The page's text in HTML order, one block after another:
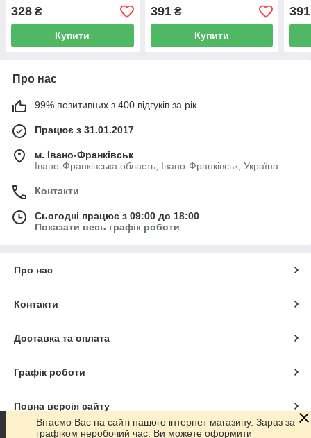
328 ₴
Купити
391₴
Купити
391
Про нас
99% позитивних з 400 відгуків за рік
Працює з 31.01.2017
м. Івано-Франківськ
Івано-Франківська область, Івано-Франківськ, Україна
Контакти
Сьогодні працює з 09:00 до 18:00
Показати весь графік роботи
Про нас
Контакти
Доставка та оплата
Графік роботи
Повна версія сайту
Вітаємо Вас на сайті нашого інтернет магазину. Зараз за
графіком неробочий час. Ви можете оформити